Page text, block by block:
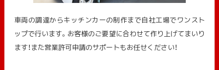
車両の調達からキッチンカーの制作まで自社工場でワンスト
ップで行います。お客様のご要望に合わせて作り上げてまいり
ます！また営業許可申請のサポートもお任せください！